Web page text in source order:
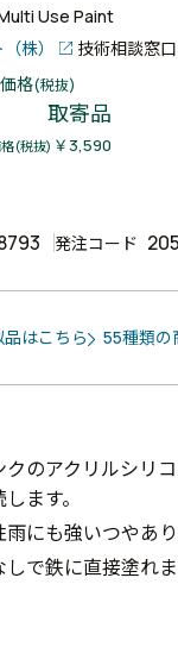
Use Paint
株）
技術相談窓口
格(税抜)
取寄品
(税抜) ￥3,590
発注コード
はこちら 55種類の
クのアクリルシリ
ます。
にも強いつやあり
で鉄に直接塗れま